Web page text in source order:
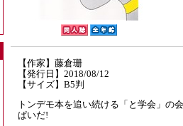
【作家】藤倉珊
【発行日】2018/08/12
【サイズ】B5判
トンデモ本を追い続ける「と学会」の
ぱいだ!